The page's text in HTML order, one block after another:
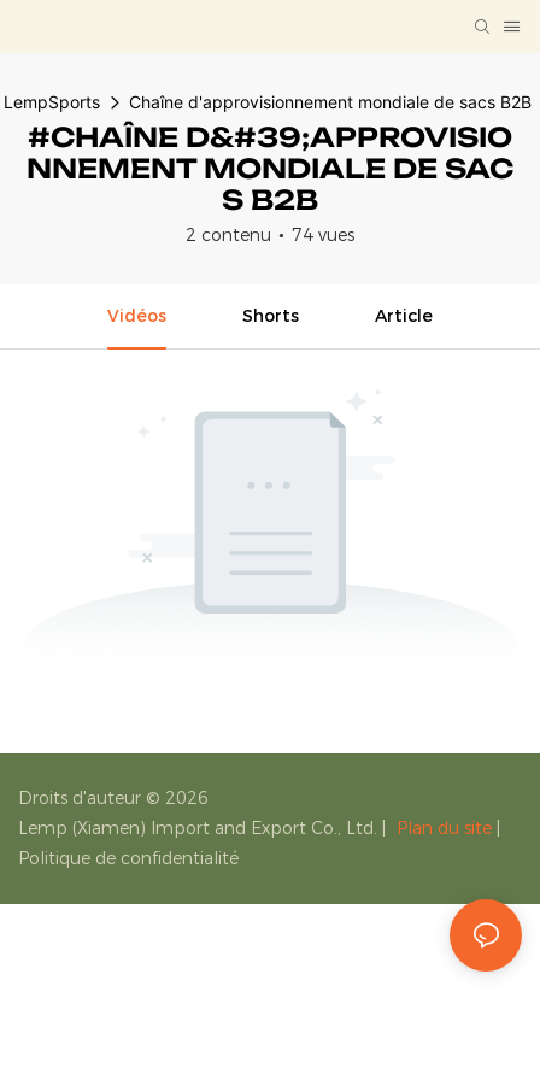
LempSports Chaîne d'approvisionnement mondiale de sacs B2B
#CHAÎNE D&#39;APPROVISIO
NNEMENT MONDIALE DE SAC
S B2B
2 contenu 74 vues
Vidéos Shorts Article
Droits d'auteur © 2026
Lemp (Xiamen) Import and Export Co., Ltd.
Plan du site
Politique de confidentialité